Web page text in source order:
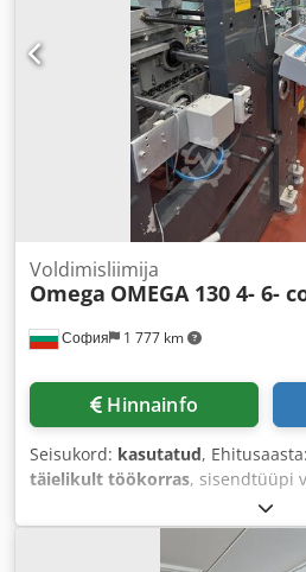
София 1 777 km
Voldimisliimija
Omega OMEGA 130 4- 6-
Hinnainfo
Seisukord: kasutatud, Ehitusaasta:
täielikult töökorras, sisendtüüpi